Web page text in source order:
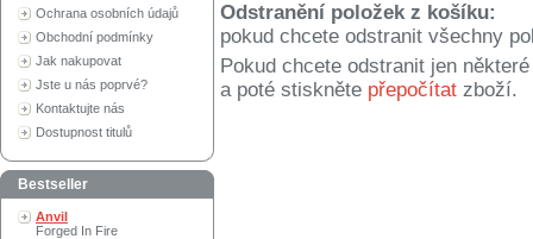
Ochrana osobních údajů
Obchodní podmínky
Jak nakupovat
Jste u nás poprvé?
Kontaktujte nás
Dostupnost titulů
Bestseller
Anvil
Forged In Fire
Odstranění položek z košíku:
pokud chcete odstranit všechny
Pokud chcete odstranit jen
a poté stiskněte přepočítat zboží.